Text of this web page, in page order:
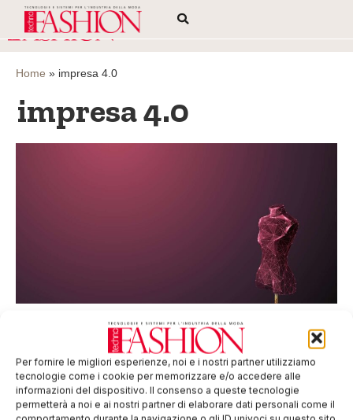
Per fornire le migliori esperienze, noi e i nostri partner utilizziamo
tecnologie come i cookie per memorizzare e/o accedere alle
informazioni del dispositivo. Il consenso a queste tecnologie
permetterà a noi e ai nostri partner di elaborare dati personali come il
Home » impresa 4.0
impresa 4.0
Il Piano governativo Transizione 4.0 a
supporto del Fashion
Negli ultimi cinque anni è cresciuta la consapevolezza di
come le nuove tecnologie 4.0 possano incidere
positivamente sul sistema delle imprese. In risposta all’annosa
mancanza di un chiaro piano industriale,